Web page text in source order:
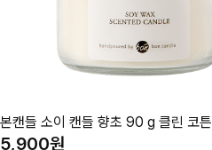
본캔들 소이 캔들 향초 90 g 클린 코튼
5,900